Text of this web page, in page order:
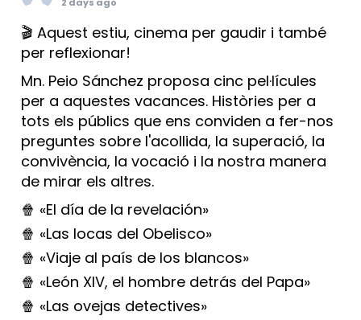
🎬 Aquest estiu, cinema per gaudir i també
per reflexionar!
Mn. Peio Sánchez proposa cinc pel·lícules
per a aquestes vacances. Històries per a
tots els públics que ens conviden a fer-nos
preguntes sobre l'acollida, la superació, la
convivència, la vocació i la nostra manera
de mirar els altres.
🍿 «El día de la revelación»
🍿 «Las locas del Obelisco»
🍿 «Viaje al país de los blancos»
🍿 «León XIV, el hombre detrás del Papa»
🍿 «Las ovejas detectives»